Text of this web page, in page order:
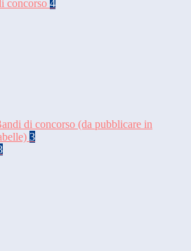
concorso 4
di concorso (da pubblicare in
3